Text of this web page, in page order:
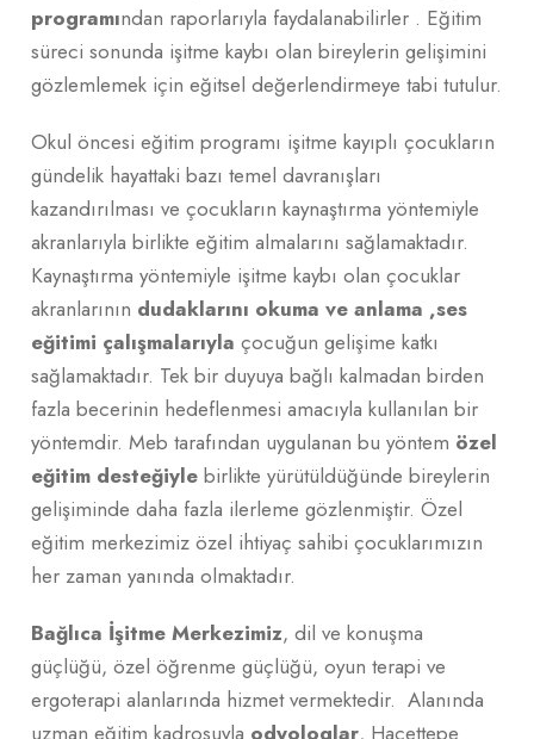
programından raporlarıyla faydalanabilirler . Eğitim
süreci sonunda işitme kaybı olan bireylerin gelişimini
gözlemlemek için eğitsel değerlendirmeye tabi tutulur.
Okul öncesi eğitim programı işitme kayıplı çocukların
gündelik hayattaki bazı temel davranışları
kazandırılması ve çocukların kaynaştırma yöntemiyle
akranlarıyla birlikte eğitim almalarını sağlamaktadır.
Kaynaştırma yöntemiyle işitme kaybı olan çocuklar
akranlarının dudaklarını okuma ve anlama ,ses
eğitimi çalışmalarıyla çocuğun gelişime katkı
sağlamaktadır. Tek bir duyuya bağlı kalmadan birden
fazla becerinin hedeflenmesi amacıyla kullanılan bir
yöntemdir. Meb tarafından uygulanan bu yöntem özel
eğitim desteğiyle birlikte yürütüldüğünde bireylerin
gelişiminde daha fazla ilerleme gözlenmiştir. Özel
eğitim merkezimiz özel ihtiyaç sahibi çocuklarımızın
her zaman yanında olmaktadır.
Bağlıca İşitme Merkezimiz, dil ve konuşma
güçlüğü, özel öğrenme güçlüğü, oyun terapi ve
ergoterapi alanlarında hizmet vermektedir. Alanında
uzman eğitim kadrosuyla odyologlar, Hacettepe